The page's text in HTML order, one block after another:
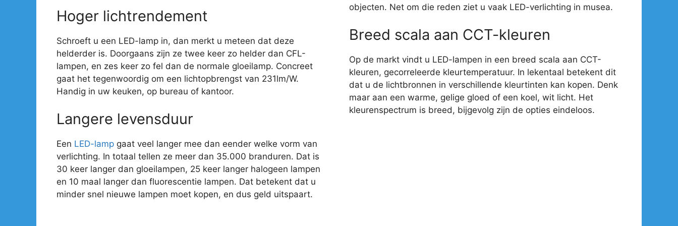
Hoger lichtrendement
Schroeft u een LED-lamp in, dan merkt u meteen dat deze
helderder is. Doorgaans zijn ze twee keer zo helder dan CFL-
lampen, en zes keer zo fel dan de normale gloeilamp. Concreet
gaat het tegenwoordig om een lichtopbrengst van 231lm/W.
Handig in uw keuken, op bureau of kantoor.
Langere levensduur
Een LED-lamp gaat veel langer mee dan eender welke vorm van
verlichting. In totaal tellen ze meer dan 35.000 branduren. Dat is
30 keer langer dan gloeilampen, 25 keer langer halogeen lampen
en 10 maal langer dan fluorescentie lampen. Dat betekent dat u
minder snel nieuwe lampen moet kopen, en dus geld uitspaart.
objecten. Net om die reden ziet u vaak LED-verlichting in musea.
Breed scala aan CCT-kleuren
Op de markt vindt u LED-lampen in een breed scala aan CCT-
kleuren, gecorreleerde kleurtemperatuur. In lekentaal betekent dit
dat u de lichtbronnen in verschillende kleurtinten kan kopen. Denk
maar aan een warme, gelige gloed of een koel, wit licht. Het
kleurenspectrum is breed, bijgevolg zijn de opties eindeloos.